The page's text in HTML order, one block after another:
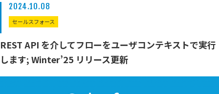
2024.10.08
セールスフォース
REST API を介してフローをユーザコンテキストで実行
します; Winter’25 リリース更新